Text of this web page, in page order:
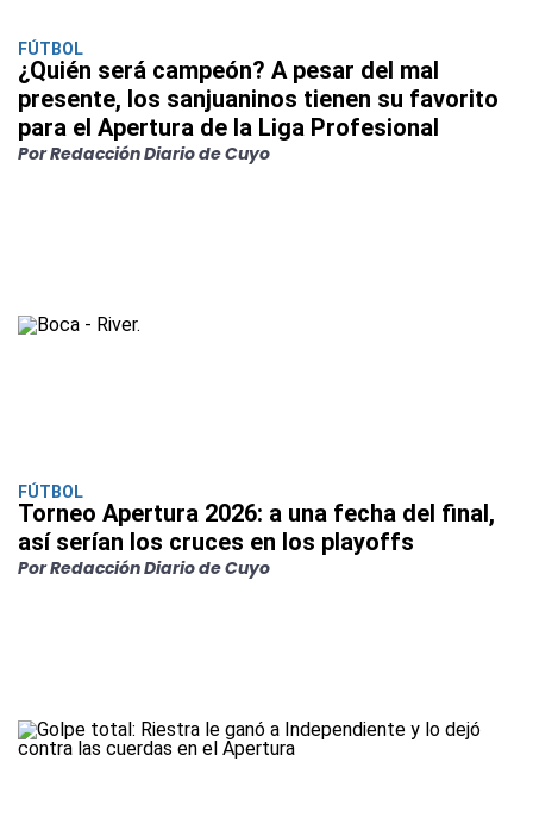
FÚTBOL
¿Quién será campeón? A pesar del mal
presente, los sanjuaninos tienen su favorito
para el Apertura de la Liga Profesional
Por Redacción Diario de Cuyo
FÚTBOL
Torneo Apertura 2026: a una fecha del final,
así serían los cruces en los playoffs
Por Redacción Diario de Cuyo